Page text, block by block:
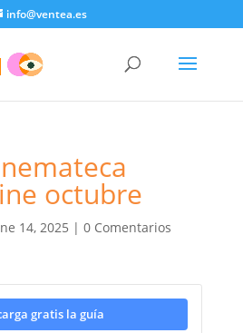
info@ventea.es
octubre
14, 2025 | 0 Comentarios
gratis la guía